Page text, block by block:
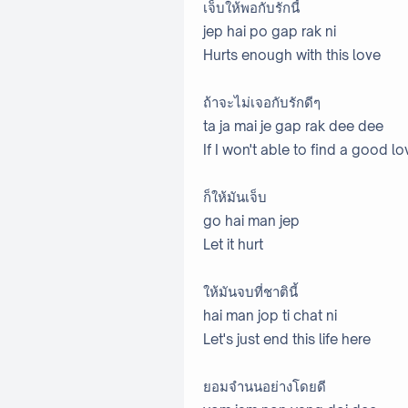
เจ็บให้พอกับรักนี้
jep hai po gap rak ni
Hurts enough with this love
ถ้าจะไม่เจอกับรักดีๆ
ta ja mai je gap rak dee dee
If I won't able to find a good
ก็ให้มันเจ็บ
go hai man jep
Let it hurt
ให้มันจบที่ชาตินี้
hai man jop ti chat ni
Let's just end this life here
ยอมจำนนอย่างโดยดี